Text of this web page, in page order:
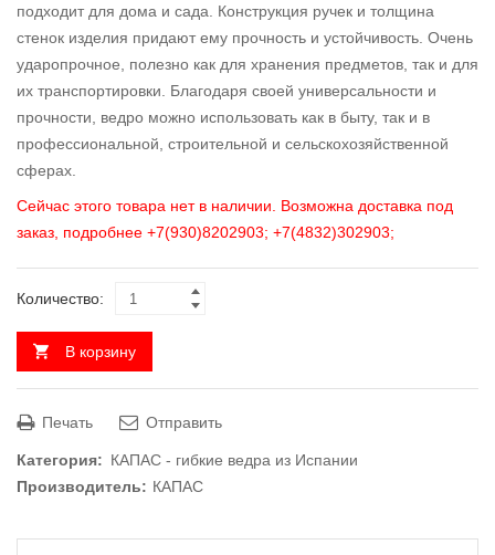
подходит для дома и сада. Конструкция ручек и толщина
стенок изделия придают ему прочность и устойчивость. Очень
ударопрочное, полезно как для хранения предметов, так и для
их транспортировки. Благодаря своей универсальности и
прочности, ведро можно использовать как в быту, так и в
профессиональной, строительной и сельскохозяйственной
сферах.
Сейчас этого товара нет в наличии. Возможна доставка под
заказ, подробнее +7(930)8202903; +7(4832)302903;
Количество:
В корзину
Печать Отправить
Категория: КАПАС - гибкие ведра из Испании
Производитель: КАПАС